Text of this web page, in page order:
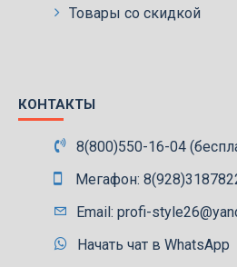
Товары со скидкой
КОНТАКТЫ
8(800)550-16-04
Мегафон:
Email: profi-
Начать чат в WhatsApp